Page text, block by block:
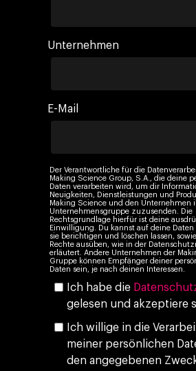
Unternehmen
E-Mail
Der Verantwortliche für die
Making Science Group, S.A., die deine
Daten verarbeiten wird, um dir
Neuigkeiten, Dienstleistungen und
Making Science und den Unternehmen
Unternehmensgruppe zuzusenden. Die
Rechtsgrundlage hierfür ist deine
Einwilligung. Du kannst auf deine
sie berichtigen und löschen lassen,
Rechte ausüben, wie in der
erläutert. Andere Unternehmen der
Gruppe können Empfänger deiner
Daten sein, je nach deinen Interessen.
Ich habe die
gelesen und akzeptiere
Ich willige in die
meiner persönlichen
den angegebenen